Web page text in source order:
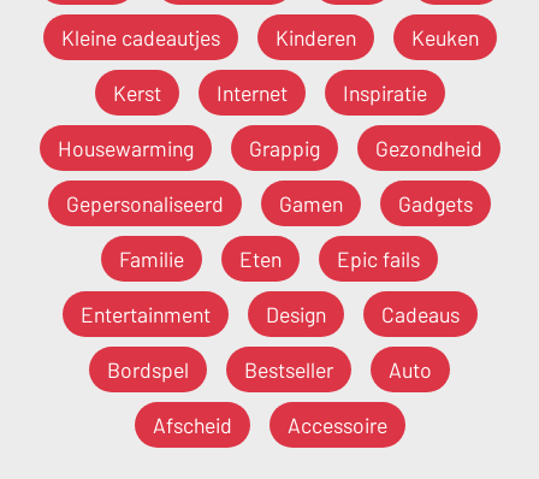
Kleine cadeautjes Kinderen Keuken
Kerst Internet Inspiratie
Housewarming Grappig Gezondheid
Gepersonaliseerd Gamen Gadgets
Familie Eten Epic fails
Entertainment Design Cadeaus
Bordspel Bestseller Auto
Afscheid Accessoire